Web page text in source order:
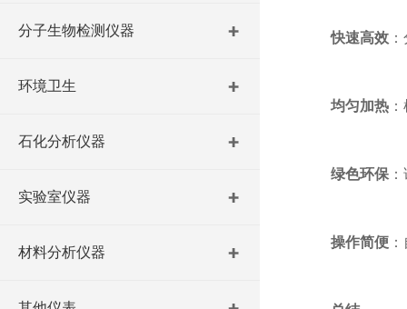
快速高效：
均匀加热：
绿色环保：
操作简便：
分子生物检测仪器
环境卫生
石化分析仪器
实验室仪器
材料分析仪器